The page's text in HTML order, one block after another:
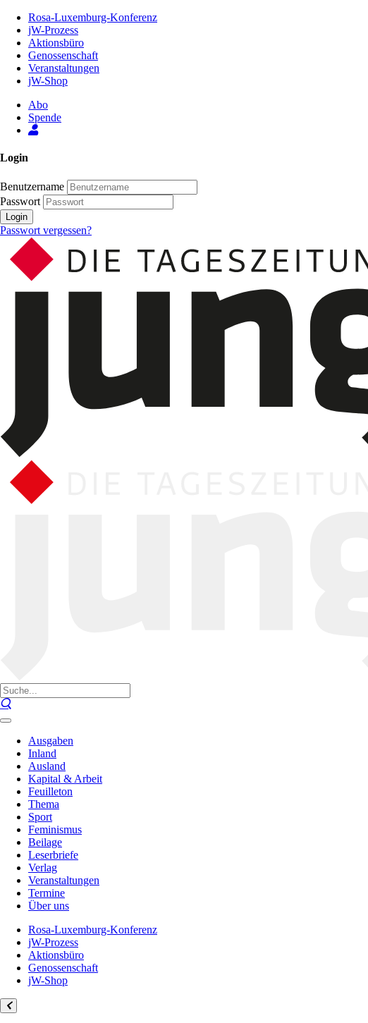
Inhalt
Seite
Rosa-Luxemburg-Konferenz
jW-Prozess
Aktionsbüro
Genossenschaft
Veranstaltungen
jW-Shop
Abo
Spende
Login
Benutzername
Passwort
Login
Passwort vergessen?
Ausgaben
Inland
Ausland
Kapital & Arbeit
Feuilleton
Thema
Sport
Feminismus
Beilage
Leserbriefe
Verlag
Veranstaltungen
Termine
Über uns
Rosa-Luxemburg-Konferenz
jW-Prozess
Aktionsbüro
Genossenschaft
jW-Shop